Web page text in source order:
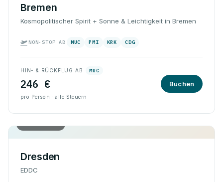
Bremen
Kosmopolitischer Spirit + Sonne & Leichtigkeit in Bremen
NON-STOP AB MUC PMI KRK CDG
HIN- & RÜCKFLUG AB MUC
246 €
pro Person · alle Steuern
Buchen
Dresden
EDDC